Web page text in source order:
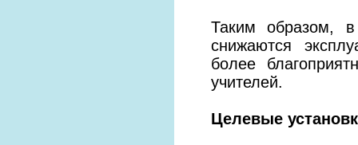
Таким образом, в
снижаются
более
учителей.
Целевые